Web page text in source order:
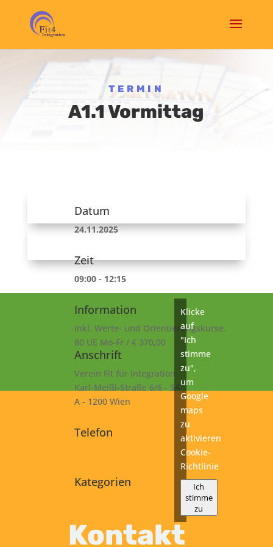
TERMIN
A1.1 Vormittag
Datum
24.11.2025
Zeit
09:00 - 12:15
Information
inkl. Werte- und Orientierungskurse.
80 UE Mo-Fr / € 370,00
Anschrift
Verein Fit für Integration
Karl-Meißl-Straße 6/6 - 9A
A - 1200 Wien
Telefon
Kategorien
Klicke
auf
"Ich
stimme
zu",
um
Google
maps
zu
aktivieren
Cookie-
Richtlinie
Ich
stimme
zu
Kontakt